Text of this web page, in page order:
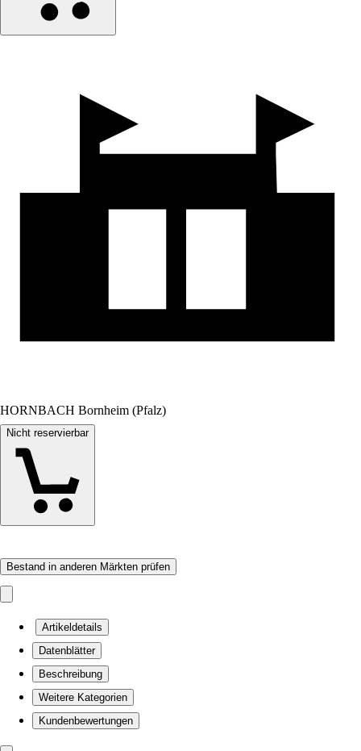
HORNBACH Bornheim (Pfalz)
Nicht reservierbar
Bestand in anderen Märkten prüfen
Artikeldetails
Datenblätter
Beschreibung
Weitere Kategorien
Kundenbewertungen